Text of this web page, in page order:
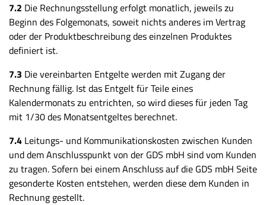
7.2 Die Rechnungsstellung erfolgt monatlich, jeweils zu
Beginn des Folgemonats, soweit nichts anderes im Vertrag
oder der Produktbeschreibung des einzelnen Produktes
definiert ist.
7.3 Die vereinbarten Entgelte werden mit Zugang der
Rechnung fällig. Ist das Entgelt für Teile eines
Kalendermonats zu entrichten, so wird dieses für jeden Tag
mit 1/30 des Monatsentgeltes berechnet.
7.4 Leitungs- und Kommunikationskosten zwischen Kunden
und dem Anschlusspunkt von der GDS mbH sind vom Kunden
zu tragen. Sofern bei einem Anschluss auf die GDS mbH Seite
gesonderte Kosten entstehen, werden diese dem Kunden in
Rechnung gestellt.